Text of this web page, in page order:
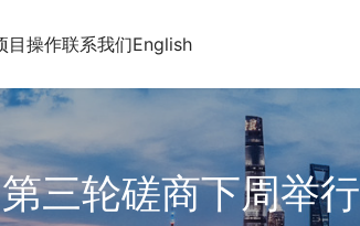
目操作联系我们English
三轮磋商下周举行